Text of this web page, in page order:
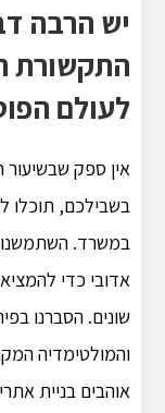
יש הרבה
התקשורת
לעולם
אין ספק שבשיעור
בשבילכם, תוכלו
במשרד. השתמשנו
אדובי כדי להמציא
שונים. הסברנו
והמולטימדיה
אוהבים בניית